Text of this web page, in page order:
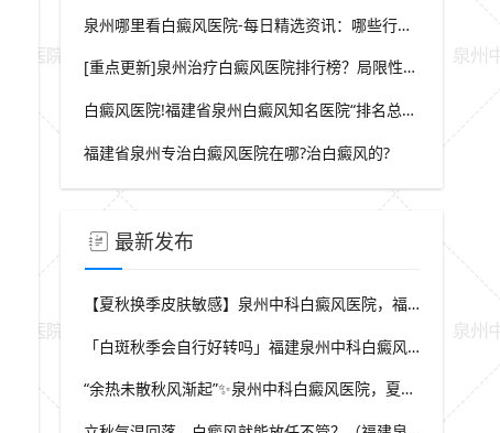
泉州哪里看白癜风医院-每日精选资讯：哪些行为会导致白癜风白斑在长
[重点更新]泉州治疗白癜风医院排行榜？局限性白癜风早期症状？
白癜风医院!福建省泉州白癜风知名医院“排名总榜公开”福建省泉州治白癜风那家医院较好“强势推荐”?
福建省泉州专治白癜风医院在哪?治白癜风的?
最新发布
【夏秋换季皮肤敏感】泉州中科白癜风医院，福建本地白斑朋友，做好日常护理很关键
「白斑秋季会自行好转吗」福建泉州中科白癜风医院，提醒广大患者切勿抱有侥幸心理
“余热未散秋风渐起”✨泉州中科白癜风医院，夏秋交替，白癜风患者饮食要多留心